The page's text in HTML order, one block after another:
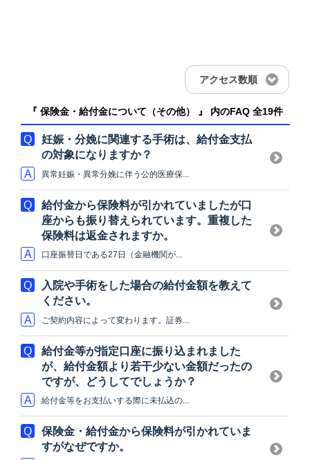
アクセス数順
『 保険金・給付金について（その他） 』 内のFAQ 全19件
妊娠・分娩に関連する手術は、給付金支払
の対象になりますか？
異常妊娠・異常分娩に伴う公的医療保...
給付金から保険料が引かれていましたが口
座からも振り替えられています。重複した
保険料は返金されますか。
口座振替日である27日（金融機関が...
入院や手術をした場合の給付金額を教えて
ください。
ご契約内容によって変わります。証券...
給付金等が指定口座に振り込まれました
が、給付金額より若干少ない金額だったの
ですが、どうしてでしょうか？
給付金等をお支払いする際に未払込の...
保険金・給付金から保険料が引かれていま
すがなぜですか。